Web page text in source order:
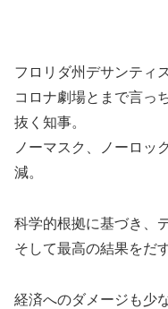
フロリダ州デサンティ
コロナ劇場とまで言っ
抜く知事。
ノーマスク、ノーロッ
減。
科学的根拠に基づき、
そして最高の結果をだ
経済へのダメージも少